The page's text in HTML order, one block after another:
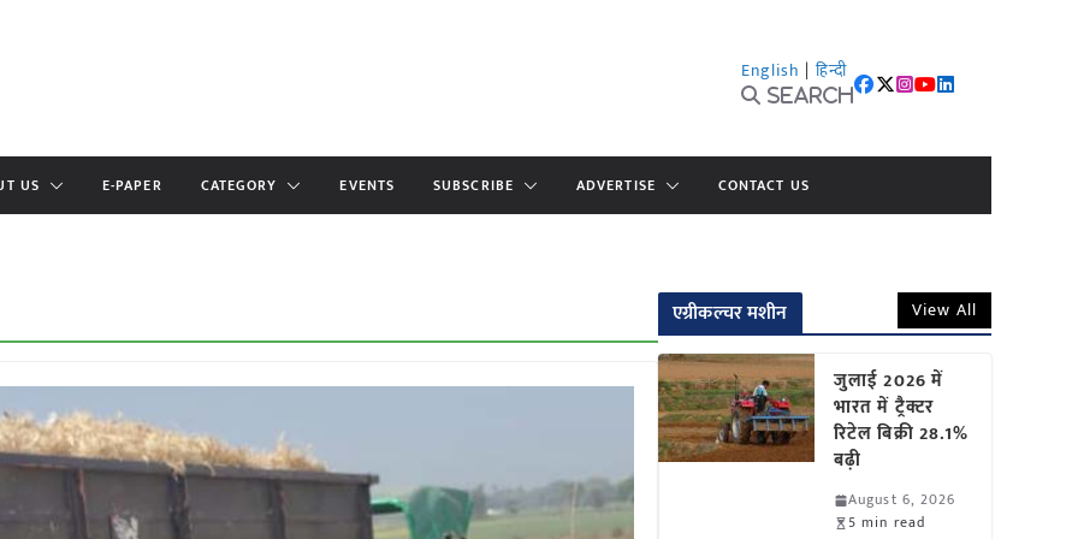
English | हिन्दी
Search
US E-PAPER CATEGORY EVENTS SUBSCRIBE ADVERTISE CONTACT US
एग्रीकल्चर मशीन View All
जुलाई 2026 में
भारत में ट्रैक्टर
रिटेल बिक्री 28.1%
बढ़ी
August 6, 2026
5 min read